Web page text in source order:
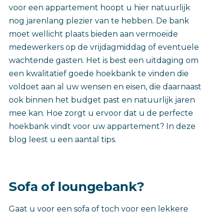
voor een appartement hoopt u hier natuurlijk
nog jarenlang plezier van te hebben. De bank
moet wellicht plaats bieden aan vermoeide
medewerkers op de vrijdagmiddag of eventuele
wachtende gasten. Het is best een uitdaging om
een kwalitatief goede hoekbank te vinden die
voldoet aan al uw wensen en eisen, die daarnaast
ook binnen het budget past en natuurlijk jaren
mee kan. Hoe zorgt u ervoor dat u de perfecte
hoekbank vindt voor uw appartement? In deze
blog leest u een aantal tips.
Sofa of loungebank?
Gaat u voor een sofa of toch voor een lekkere